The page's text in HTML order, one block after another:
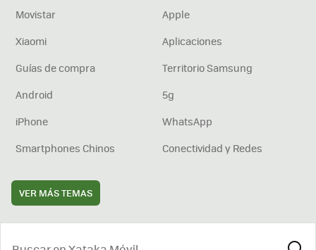
Movistar
Apple
Xiaomi
Aplicaciones
Guías de compra
Territorio Samsung
Android
5g
iPhone
WhatsApp
Smartphones Chinos
Conectividad y Redes
VER MÁS TEMAS